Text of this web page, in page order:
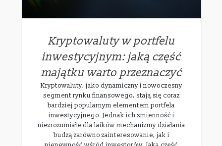
Kryptowaluty w portfelu
inwestycyjnym: jaką część
majątku warto przeznaczyć
Kryptowaluty, jako dynamiczny i nowoczesny
segment rynku finansowego, stają się coraz
bardziej popularnym elementem portfela
inwestycyjnego. Jednak ich zmienność i
niezrozumiałe dla laików mechanizmy działania
budzą zarówno zainteresowanie, jak i